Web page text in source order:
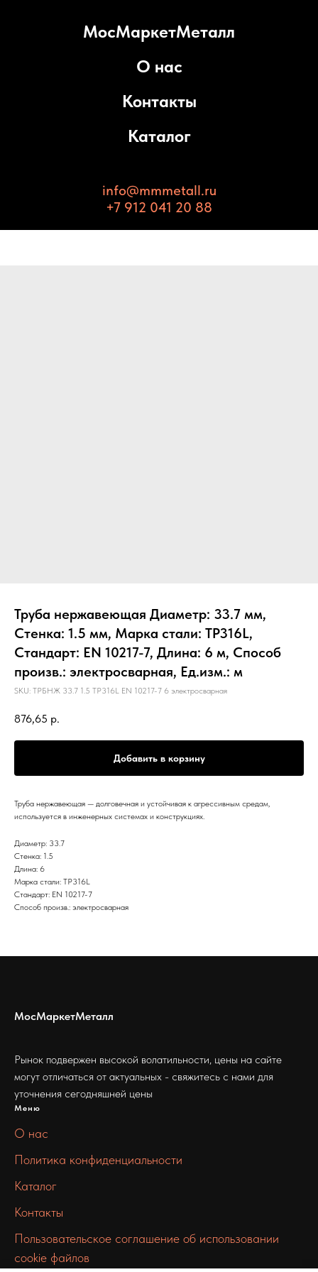
МосМаркетМеталл
О нас
Контакты
Каталог
info@mmmetall.ru
+7 912 041 20 88
Труба нержавеющая Диаметр: 33.7 мм,
Стенка: 1.5 мм, Марка стали: TP316L,
Стандарт: EN 10217-7, Длина: 6 м, Способ
произв.: электросварная, Ед.изм.: м
SKU: ТРБНЖ 33.7 1.5 TP316L EN 10217-7 6 электросварная
876,65 р.
Добавить в корзину
Труба нержавеющая — долговечная и устойчивая к агрессивным средам,
используется в инженерных системах и конструкциях.
Диаметр: 33.7
Стенка: 1.5
Длина: 6
Марка стали: TP316L
Стандарт: EN 10217-7
Способ произв.: электросварная
МосМаркетМеталл
Рынок подвержен высокой волатильности, цены на сайте
могут отличаться от актуальных - свяжитесь с нами для
уточнения сегодняшней цены
Меню
О нас
Политика конфиденциальности
Каталог
Контакты
Пользовательское соглашение об использовании
cookie файлов